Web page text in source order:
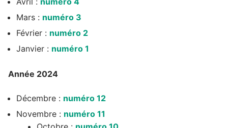
Mars : numéro 3
Février : numéro 2
Janvier : numéro 1
Année 2024
Décembre : numéro 12
Novembre : numéro 11